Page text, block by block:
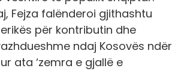
Fejza falënderoi gjithashtu
për kontributin dhe
ndaj Kosovës ndër
ata ‘zemra e gjallë e